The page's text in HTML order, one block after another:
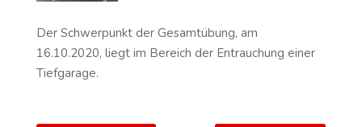
Der Schwerpunkt der Gesamtübung, am
16.10.2020, liegt im Bereich der Entrauchung einer
Tiefgarage.